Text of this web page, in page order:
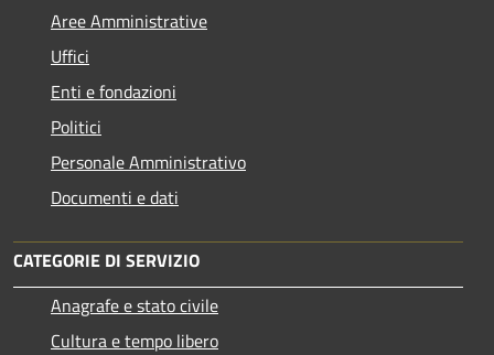
Aree Amministrative
Uffici
Enti e fondazioni
Politici
Personale Amministrativo
Documenti e dati
CATEGORIE DI SERVIZIO
Anagrafe e stato civile
Cultura e tempo libero